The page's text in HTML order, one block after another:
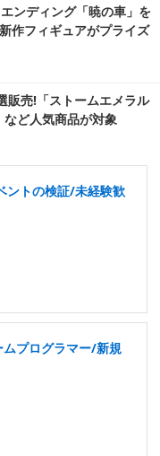
エンディング「暁の車」を
作フィギュアがプライズ
販売!「ストームエメラル
ど人気商品が対象
ントの検証/未経験歓
プログラマー/新規